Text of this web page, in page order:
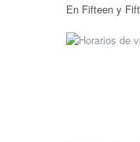
En Fifteen y